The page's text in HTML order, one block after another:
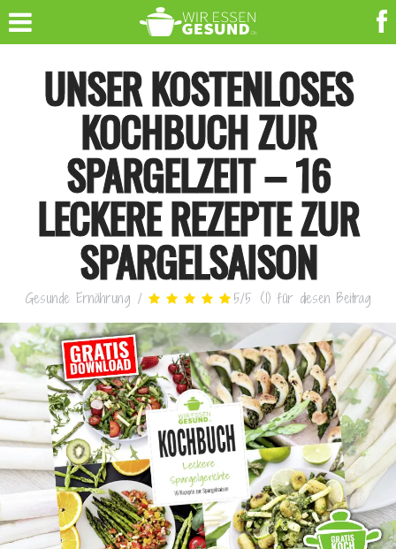
UNSER KOSTENLOSES
KOCHBUCH ZUR
SPARGELZEIT – 16
LECKERE REZEPTE ZUR
SPARGELSAISON
Gesunde Ernährung / 5/5 (1) für diesen Beitrag